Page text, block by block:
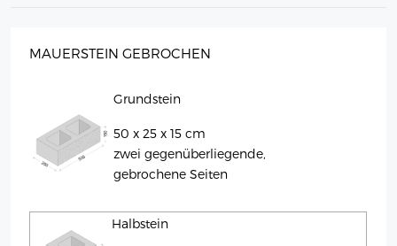
MAUERSTEIN GEBROCHEN
Grundstein
50 x 25 x 15 cm
zwei gegenüberliegende,
gebrochene Seiten
Halbstein